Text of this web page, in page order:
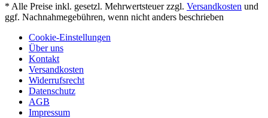
* Alle Preise inkl. gesetzl. Mehrwertsteuer zzgl. Versandkosten und
ggf. Nachnahmegebühren, wenn nicht anders beschrieben
Cookie-Einstellungen
Über uns
Kontakt
Versandkosten
Widerrufsrecht
Datenschutz
AGB
Impressum